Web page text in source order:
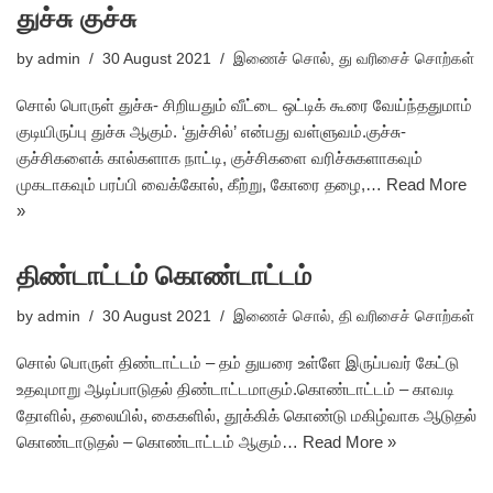
துச்சு குச்சு
by admin 30 August 2021 இணைச் சொல், து வரிசைச் சொற்கள்
சொல் பொருள் துச்சு- சிறியதும் வீட்டை ஒட்டிக் கூரை வேய்ந்ததுமாம்
குடியிருப்பு துச்சு ஆகும். ‘துச்சில்’ என்பது வள்ளுவம்.குச்சு-
குச்சிகளைக் கால்களாக நாட்டி, குச்சிகளை வரிச்சுகளாகவும்
முகடாகவும் பரப்பி வைக்கோல், கீற்று, கோரை தழை,… Read More
»
திண்டாட்டம் கொண்டாட்டம்
by admin 30 August 2021 இணைச் சொல், தி வரிசைச் சொற்கள்
சொல் பொருள் திண்டாட்டம் – தம் துயரை உள்ளே இருப்பவர் கேட்டு
உதவுமாறு ஆடிப்பாடுதல் திண்டாட்டமாகும்.கொண்டாட்டம் – காவடி
தோளில், தலையில், கைகளில், தூக்கிக் கொண்டு மகிழ்வாக ஆடுதல்
கொண்டாடுதல் – கொண்டாட்டம் ஆகும்… Read More »